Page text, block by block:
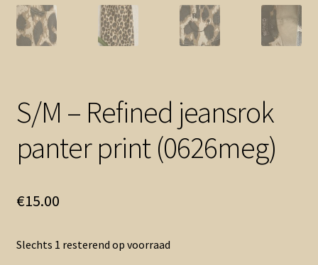
S/M – Refined jeansrok
panter print (0626meg)
€15.00
Slechts 1 resterend op voorraad